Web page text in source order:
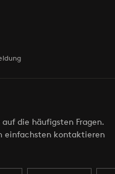
die häufigsten Fragen.
einfachsten kontaktieren